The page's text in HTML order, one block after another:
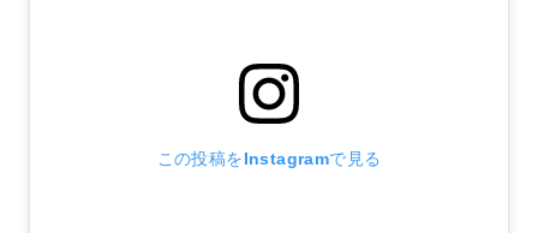
この投稿をInstagramで見る